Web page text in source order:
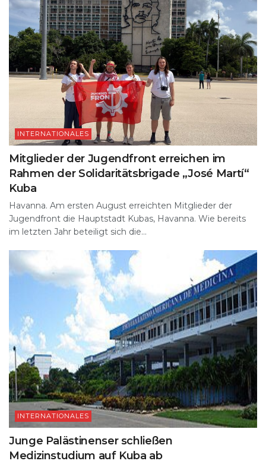
INTERNATIONALES
Mitglieder der Jugendfront erreichen im
Rahmen der Solidaritätsbrigade „José Martí“
Kuba
Havanna. Am ersten August erreichten Mitglieder der
Jugendfront die Hauptstadt Kubas, Havanna. Wie bereits
im letzten Jahr beteiligt sich die...
INTERNATIONALES
Junge Palästinenser schließen
Medizinstudium auf Kuba ab